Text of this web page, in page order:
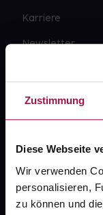
Zustimmung
Diese Webseite
Wir verwenden
personalisieren,
zu können und
Karriere
Newsletter
PAYBACK
gesund-
Sanitätshäuser
Datenschutz